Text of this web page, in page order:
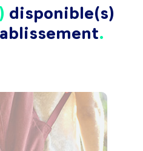
disponible(s)